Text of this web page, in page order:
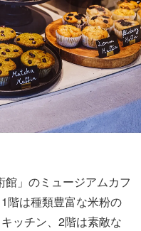
」のミュージアムカフ
階は種類豊富な米粉の
ッチン、2階は素敵な